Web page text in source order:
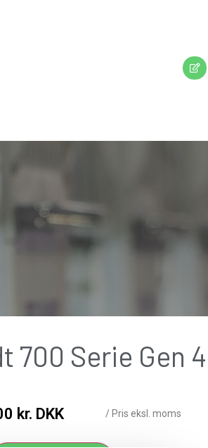
700 Serie Gen
kr. DKK / Pris eksl. moms